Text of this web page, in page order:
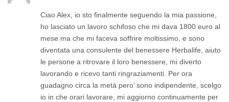
Ciao Alex, io sto finalmente seguendo la mia passione,
ho lasciato un lavoro schifoso che mi dava 1800 euro al
mese ma che mi faceva soffrire moltissimo, e sono
diventata una consulente del benessere Herbalife, aiuto
le persone a ritrovare il loro benessere, mi diverto
lavorando e ricevo tanti ringraziamenti. Per ora
guadagno circa la metà pero’ sono indipendente, scelgo
io in che orari lavorare, mi aggiorno continuamente per